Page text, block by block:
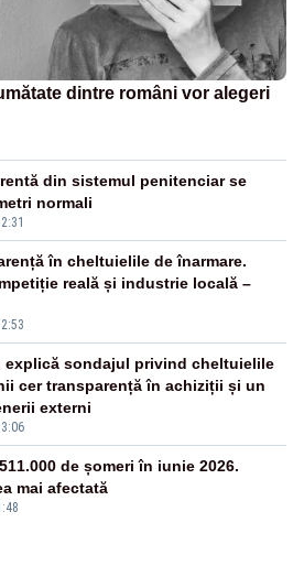
dintre români vor alegeri
din sistemul penitenciar se
normali
în cheltuielile de înarmare.
reală și industrie locală –
explică sondajul privind cheltuielile
cer transparență în achiziții și un
externi
de șomeri în iunie 2026.
mai afectată